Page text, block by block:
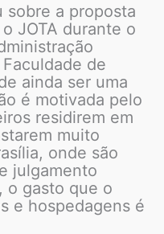
sobre a proposta
JOTA durante o
de
ainda ser uma
é motivada pelo
residirem em
muito
onde são
julgamento
o gasto que o
e hospedagens é